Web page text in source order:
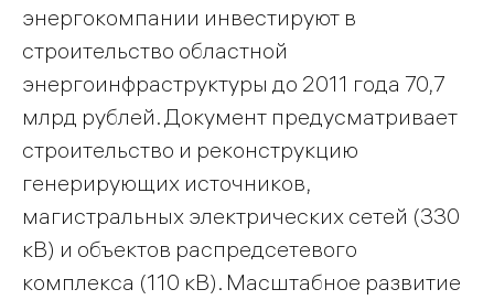
энергокомпании инвестируют в
строительство областной
энергоинфраструктуры до 2011 года 70,7
млрд рублей. Документ предусматривает
строительство и реконструкцию
генерирующих источников,
магистральных электрических сетей (330
кВ) и объектов распредсетевого
комплекса (110 кВ). Масштабное развитие